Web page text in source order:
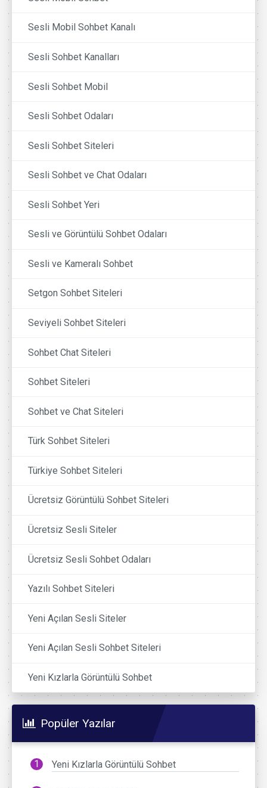
Sesli Mobil Sohbet Kanalı
Sesli Sohbet Kanalları
Sesli Sohbet Mobil
Sesli Sohbet Odaları
Sesli Sohbet Siteleri
Sesli Sohbet ve Chat Odaları
Sesli Sohbet Yeri
Sesli ve Görüntülü Sohbet Odaları
Sesli ve Kameralı Sohbet
Setgon Sohbet Siteleri
Seviyeli Sohbet Siteleri
Sohbet Chat Siteleri
Sohbet Siteleri
Sohbet ve Chat Siteleri
Türk Sohbet Siteleri
Türkiye Sohbet Siteleri
Ücretsiz Görüntülü Sohbet Siteleri
Ücretsiz Sesli Siteler
Ücretsiz Sesli Sohbet Odaları
Yazılı Sohbet Siteleri
Yeni Açılan Sesli Siteler
Yeni Açılan Sesli Sohbet Siteleri
Yeni Kızlarla Görüntülü Sohbet
Popüler Yazılar
Yeni Kızlarla Görüntülü Sohbet